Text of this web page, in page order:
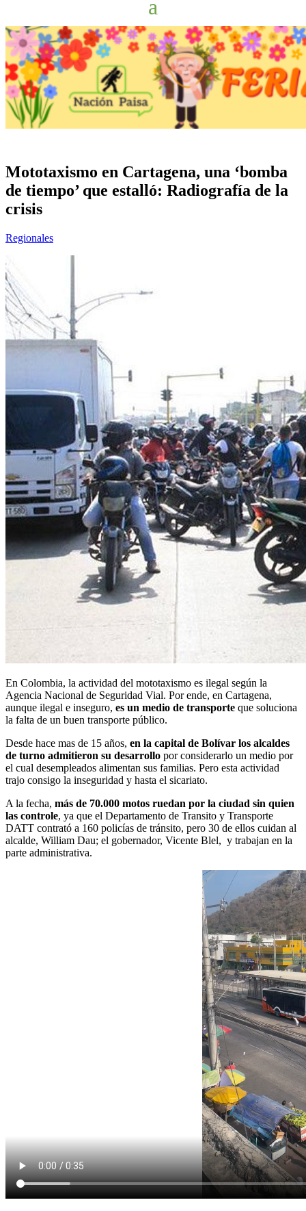
Mototaxismo en Cartagena, una ‘bomba
de tiempo’ que estalló: Radiografía de la
crisis
Regionales
En Colombia, la actividad del mototaxismo es ilegal según la
Agencia Nacional de Seguridad Vial. Por ende, en Cartagena,
aunque ilegal e inseguro, es un medio de transporte que soluciona
la falta de un buen transporte público.
Desde hace mas de 15 años, en la capital de Bolívar los alcaldes
de turno admitieron su desarrollo por considerarlo un medio por
el cual desempleados alimentan sus familias. Pero esta actividad
trajo consigo la inseguridad y hasta el sicariato.
A la fecha, más de 70.000 motos ruedan por la ciudad sin quien
las controle, ya que el Departamento de Transito y Transporte
DATT contrató a 160 policías de tránsito, pero 30 de ellos cuidan al
alcalde, William Dau; el gobernador, Vicente Blel, y trabajan en la
parte administrativa.